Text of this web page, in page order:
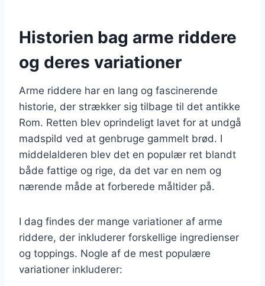
Historien bag arme riddere
og deres variationer
Arme riddere har en lang og fascinerende
historie, der strækker sig tilbage til det antikke
Rom. Retten blev oprindeligt lavet for at undgå
madspild ved at genbruge gammelt brød. I
middelalderen blev det en populær ret blandt
både fattige og rige, da det var en nem og
nærende måde at forberede måltider på.
I dag findes der mange variationer af arme
riddere, der inkluderer forskellige ingredienser
og toppings. Nogle af de mest populære
variationer inkluderer: